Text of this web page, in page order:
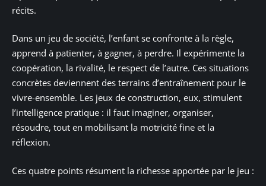
récits.
Dans un jeu de société, l’enfant se confronte à la règle,
apprend à patienter, à gagner, à perdre. Il expérimente la
coopération, la rivalité, le respect de l’autre. Ces situations
concrètes deviennent des terrains d’entraînement pour le
vivre-ensemble. Les jeux de construction, eux, stimulent
l’intelligence pratique : il faut imaginer, organiser,
résoudre, tout en mobilisant la motricité fine et la
réflexion.
Ces quatre points résument la richesse apportée par le jeu :